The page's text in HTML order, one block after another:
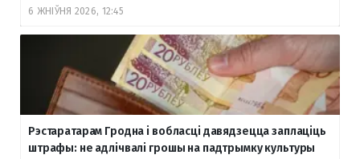
6 ЖНІЎНЯ 2026, 12:45
Рэстаратарам Гродна і вобласці давядзецца заплаціць
штрафы: не адлічвалі грошы на падтрымку культуры